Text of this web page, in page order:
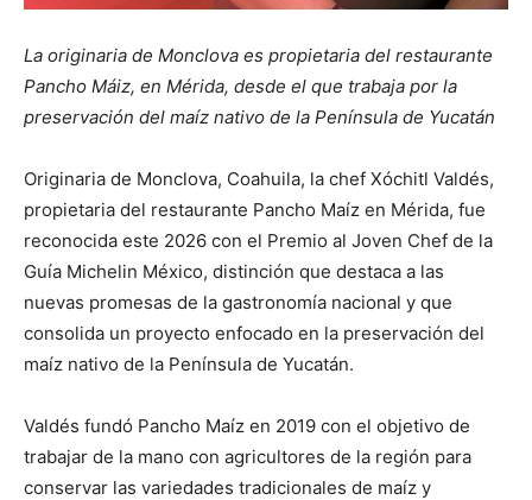
La originaria de Monclova es propietaria del restaurante
Pancho Máiz, en Mérida, desde el que trabaja por la
preservación del maíz nativo de la Península de Yucatán
Originaria de Monclova, Coahuila, la chef Xóchitl Valdés,
propietaria del restaurante Pancho Maíz en Mérida, fue
reconocida este 2026 con el Premio al Joven Chef de la
Guía Michelin México, distinción que destaca a las
nuevas promesas de la gastronomía nacional y que
consolida un proyecto enfocado en la preservación del
maíz nativo de la Península de Yucatán.
Valdés fundó Pancho Maíz en 2019 con el objetivo de
trabajar de la mano con agricultores de la región para
conservar las variedades tradicionales de maíz y